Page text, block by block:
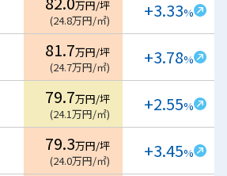
万円/坪
(24.8万円/㎡) +3.33%
81.7万円/坪
(24.7万円/㎡) +3.78%
79.7万円/坪
(24.1万円/㎡) +2.55%
79.3万円/坪
(24.0万円/㎡) +3.45%